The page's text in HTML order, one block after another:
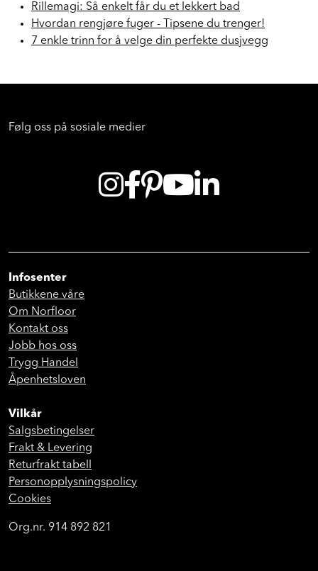
Rillemagi: Så enkelt får du et lekkert bad
Hvordan rengjøre fuger - Tipsene du trenger!
7 enkle trinn for å velge din perfekte dusjvegg
Følg oss på sosiale medier
Infosenter
Butikkene våre
Om Norfloor
Kontakt oss
Jobb hos oss
Trygg Handel
Åpenhetsloven
Vilkår
Salgsbetingelser
Frakt & Levering
Returfrakt tabell
Personopplysningspolicy
Cookies
Org.nr. 914 892 821